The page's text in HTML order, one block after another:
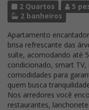
2 Quartos 5
2 banheiros
Apartamento
brisa refrescante das
suíte, acomodando até
condicionado, smart
comodidades para
quem busca
Nos arredores você
restaurantes,